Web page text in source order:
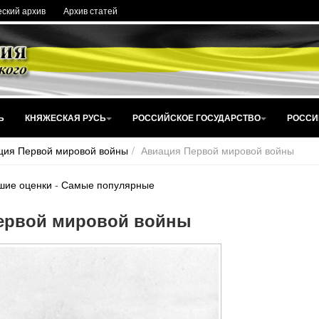
архив Архив статей
КНЯЖЕСКАЯ РУСЬ РОССИЙСКОЕ ГОСУДАРСТВО
Первой мировой войны Авиация Первой мировой войны
оценки -Самые популярные
мировой войны